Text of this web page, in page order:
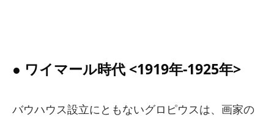
● ワイマール時代 <1919年-1925年>
バウハウス設立にともないグロピウスは、画家の